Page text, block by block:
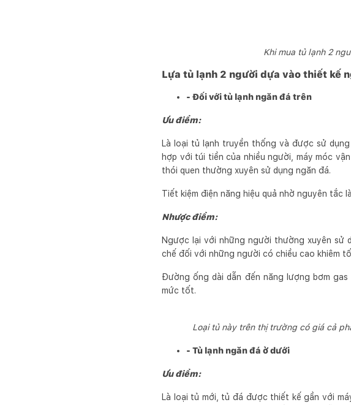
Khi mua tủ lạnh 2
Lựa tủ lạnh 2 người dựa vào thiết kế
- Đối với tủ lạnh ngăn đá trên
Ưu điểm:
Là loại tủ lạnh truyền thống và được sử
hợp với túi tiền của nhiều người, máy móc
thói quen thường xuyên sử dụng ngăn đá.
Tiết kiệm điện năng hiệu quả nhờ nguyên tắc
Nhược điểm:
Ngược lại với những người thường xuyên sử
chế đối với những người có chiều cao khiêm
Đường ống dài dẫn đến năng lượng bơm
mức tốt.
Loại tủ này trên thị trường có giá cả
- Tủ lạnh ngăn đá ở dưới
Ưu điểm:
Là loại tủ mới, tủ đá được thiết kế gần với